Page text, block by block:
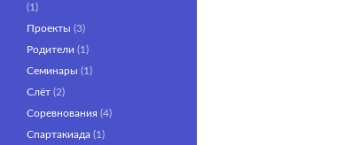
(1)
Проекты (3)
Родители (1)
Семинары (1)
Слёт (2)
Соревнования (4)
Спартакиада (1)